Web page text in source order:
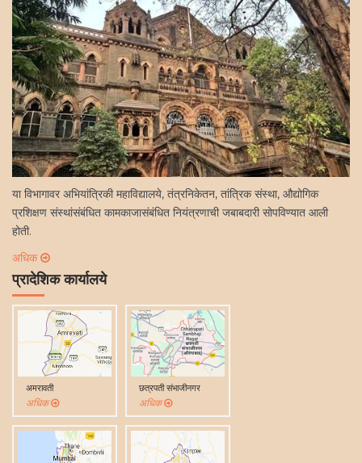
Start Date : 17-07-2026
Last Date : 17-07-2031
Bifocal Study Material Small Poultry Farmer
(Qualification Pack:Ref. Id. AGR/Q4306) Class11
Start Date : 17-07-2026
Last Date : 17-07-2031
या विभागावर अभियांत्रिकी महाविद्यालये, तंत्रनिकेतन, तांत्रिक संस्था, औद्योगिक
प्रशिक्षण संस्थांसंबंधित कामकाजासंबंधित नियंत्रणाची जबाबदारी सोपविण्यात आली
होती.
अधिक
प्रादेशिक कार्यालये
अमरावती
अधिक
छत्रपती संभाजीनगर
अधिक